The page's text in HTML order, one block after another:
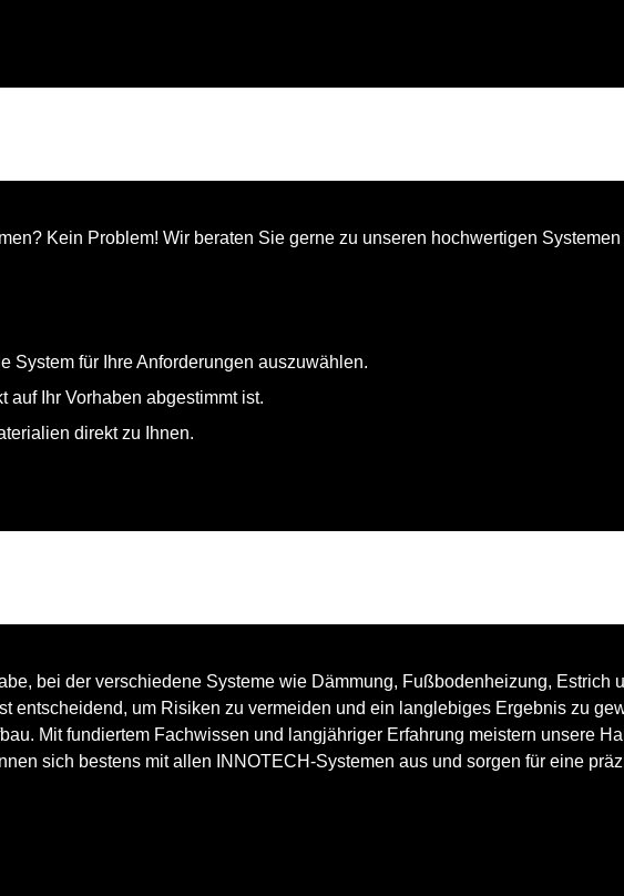
Kein Problem! Wir beraten Sie gerne zu unseren hochwertigen
System für Ihre Anforderungen auszuwählen.
auf Ihr Vorhaben abgestimmt ist.
direkt zu Ihnen.
bei der verschiedene Systeme wie Dämmung, Fußbodenheizung, Estrich
entscheidend, um Risiken zu vermeiden und ein langlebiges Ergebnis zu
Mit fundiertem Fachwissen und langjähriger Erfahrung meistern unsere
sich bestens mit allen INNOTECH-Systemen aus und sorgen für eine